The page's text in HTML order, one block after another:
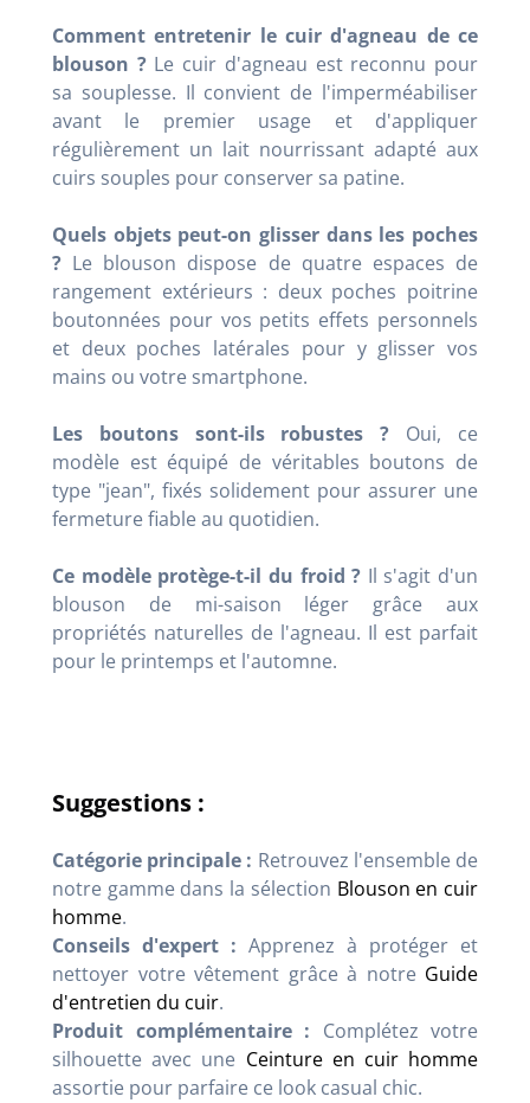
Comment entretenir le cuir d'agneau de ce
blouson ?Le cuir d'agneau est reconnu pour
sa souplesse. Il convient de l'imperméabiliser
avant le premier usage et d'appliquer
régulièrement un lait nourrissant adapté aux
cuirs souples pour conserver sa patine.
Quels objets peut-on glisser dans les poches
? Le blouson dispose de quatre espaces de
rangement extérieurs : deux poches poitrine
boutonnées pour vos petits effets personnels
et deux poches latérales pour y glisser vos
mains ou votre smartphone.
Les boutons sont-ils robustes ? Oui, ce
modèle est équipé de véritables boutons de
type "jean", fixés solidement pour assurer une
fermeture fiable au quotidien.
Ce modèle protège-t-il du froid ? Il s'agit d'un
blouson de mi-saison léger grâce aux
propriétés naturelles de l'agneau. Il est parfait
pour le printemps et l'automne.
Suggestions :
Catégorie principale : Retrouvez l'ensemble de
notre gamme dans la sélection Blouson en cuir
homme.
Conseils d'expert : Apprenez à protéger et
nettoyer votre vêtement grâce à notre Guide
d'entretien du cuir.
Produit complémentaire : Complétez votre
silhouette avec une Ceinture en cuir homme
assortie pour parfaire ce look casual chic.